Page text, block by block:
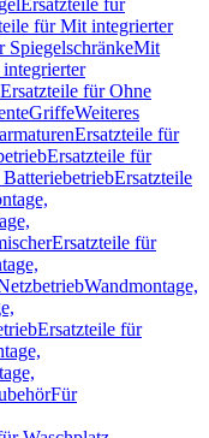
Ersatzteile für
für Mit integrierter
SpiegelschränkeMit
Ersatzteile für Ohne
GriffeWeiteres
Ersatzteile für
Ersatzteile für
Ersatzteile
Ersatzteile für
Wandmontage,
Ersatzteile für
Für